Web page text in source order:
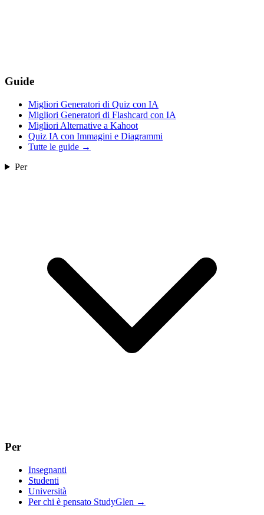
Guide
Migliori Generatori di Quiz con IA
Migliori Generatori di Flashcard con IA
Migliori Alternative a Kahoot
Quiz IA con Immagini e Diagrammi
Tutte le guide →
Per
Per
Insegnanti
Studenti
Università
Per chi è pensato StudyGlen →